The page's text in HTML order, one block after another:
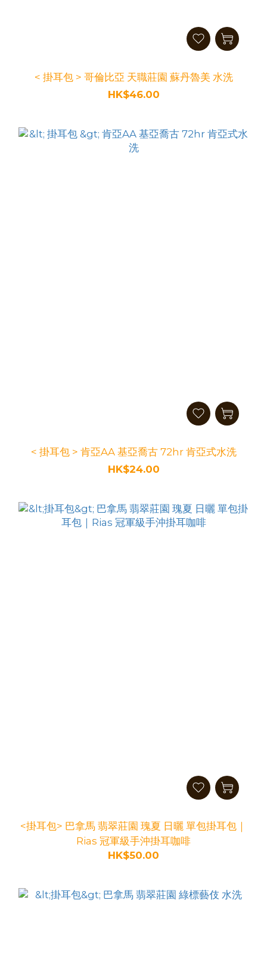
< 掛耳包 > 哥倫比亞 天職莊園 蘇丹魯美 水洗
HK$46.00
< 掛耳包 > 肯亞AA 基亞喬古 72hr 肯亞式水洗
HK$24.00
<掛耳包> 巴拿馬 翡翠莊園 瑰夏 日曬 單包掛耳包｜
Rias 冠軍級手沖掛耳咖啡
HK$50.00